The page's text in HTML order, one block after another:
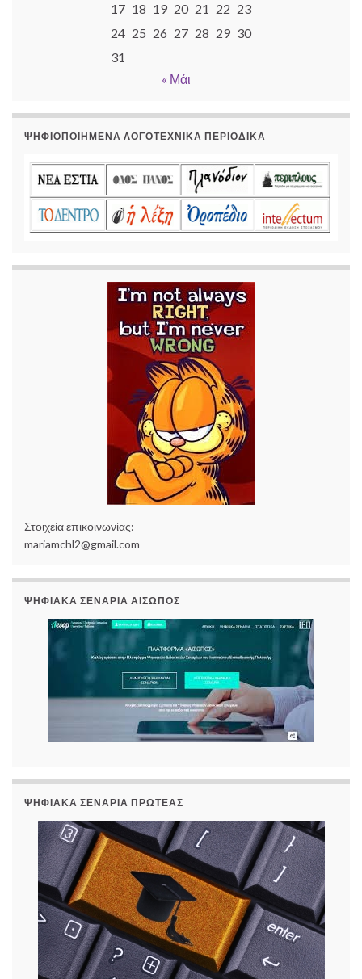
17 18 19 20 21 22 23
24 25 26 27 28 29 30
31
« Μάι
ΨΗΦΙΟΠΟΙΗΜΈΝΑ ΛΟΓΟΤΕΧΝΙΚΆ ΠΕΡΙΟΔΙΚΆ
Στοιχεία επικοινωνίας:
mariamchl2@gmail.com
ΨΗΦΙΑΚΆ ΣΕΝΆΡΙΑ ΑΊΣΩΠΟΣ
ΨΗΦΙΑΚΆ ΣΕΝΆΡΙΑ ΠΡΩΤΈΑΣ